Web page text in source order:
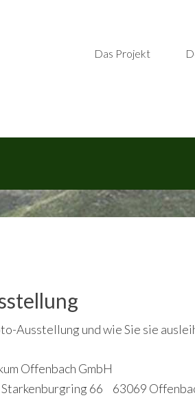
Das Projekt
Ausstellung und wie Sie sie
Offenbach GmbH
66 63069